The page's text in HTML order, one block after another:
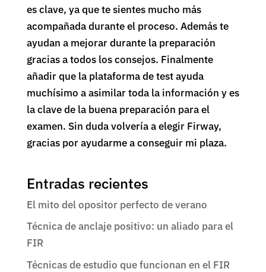
es clave, ya que te sientes mucho más
acompañada durante el proceso. Además te
ayudan a mejorar durante la preparación
gracias a todos los consejos. Finalmente
añadir que la plataforma de test ayuda
muchísimo a asimilar toda la información y es
la clave de la buena preparación para el
examen. Sin duda volvería a elegir Firway,
gracias por ayudarme a conseguir mi plaza.
Entradas recientes
El mito del opositor perfecto de verano
Técnica de anclaje positivo: un aliado para el
FIR
Técnicas de estudio que funcionan en el FIR